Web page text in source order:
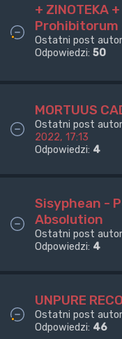
+ ZINOTEKA
Prohibitorum
Ostatni post
Odpowiedzi: 50
MORTUUS
Ostatni post
2022, 17:13
Odpowiedzi: 4
Sisyphean -
Absolution
Ostatni post
Odpowiedzi: 4
UNPURE
Ostatni post
Odpowiedzi: 46